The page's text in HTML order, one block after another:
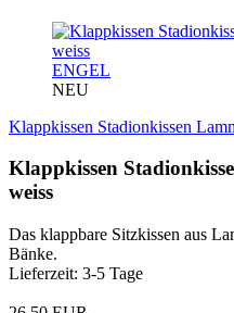
ENGEL
NEU
Klappkissen Stadionkissen
Klappkissen
weiss
Das klappbare Sitzkissen aus
Bänke.
Lieferzeit: 3-5 Tage